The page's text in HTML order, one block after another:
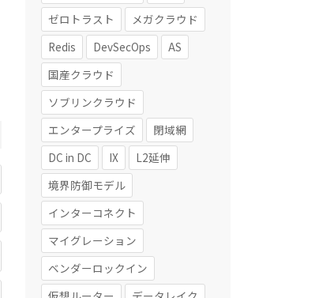
ゼロトラスト
メガクラウド
Redis
DevSecOps
AS
国産クラウド
ソブリンクラウド
エンタープライズ
閉域網
DC in DC
IX
L2延伸
境界防御モデル
インターコネクト
マイグレーション
ベンダーロックイン